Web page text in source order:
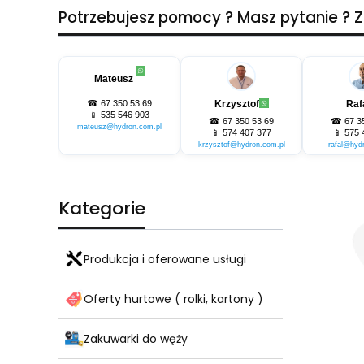
Potrzebujesz pomocy ? Masz pytanie ?
Mateusz
☎ 67 350 53 69
📱 535 546 903
mateusz@hydron.com.pl
Krzysztof
☎ 67 350 53 69
📱 574 407 377
krzysztof@hydron.com.pl
☎ 67
📱 575
Kategorie
Produkcja i oferowane usługi
Oferty hurtowe ( rolki, kartony )
Zakuwarki do węży